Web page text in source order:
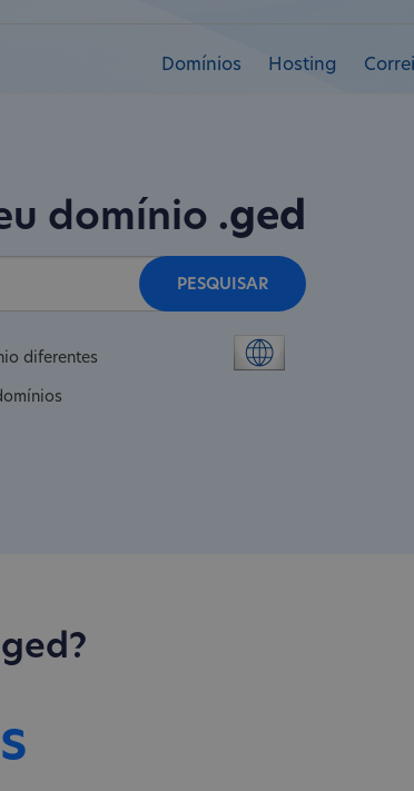
Domínios Hosting
domínio .ged
PESQUISAR
diferentes